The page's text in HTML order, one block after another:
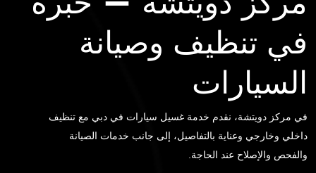
في تنظيف وصيانة
السيارات
في مركز دويتشة، نقدم خدمة غسيل سيارات في دبي مع تنظيف
داخلي وخارجي وعناية بالتفاصيل، إلى جانب خدمات الصيانة
والفحص والإصلاح عند الحاجة.